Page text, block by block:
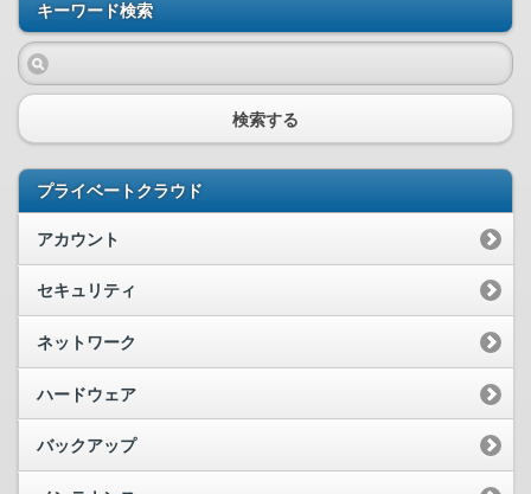
キーワード検索
検索する
プライベートクラウド
アカウント
セキュリティ
ネットワーク
ハードウェア
バックアップ